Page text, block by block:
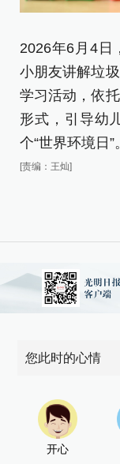
2026年6月4日
小朋友讲解垃
学习活动，依
形式，引导幼
个“世界环境日
[责编：王灿]
您此时的心情
开心